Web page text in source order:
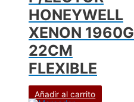
HONEYWELL
XENON 1960G
22CM
FLEXIBLE
Añadir al carrito